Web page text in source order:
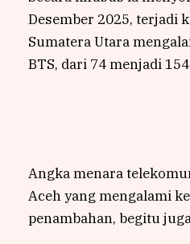
Desember 2025, terjadi
Sumatera Utara
BTS, dari 74 menjadi
Angka menara
Aceh yang mengalami
penambahan, begitu